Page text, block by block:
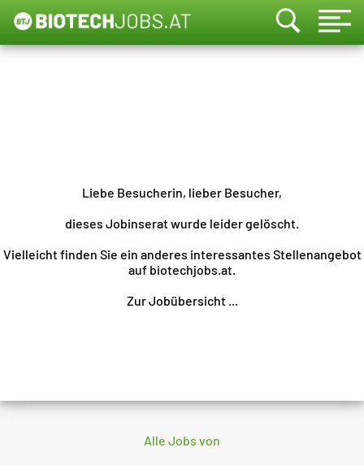
Liebe Besucherin, lieber Besucher,
dieses Jobinserat wurde leider gelöscht.
Vielleicht finden Sie ein anderes interessantes Stellenangebot
auf biotechjobs.at.
Zur Jobübersicht ...
Alle Jobs von